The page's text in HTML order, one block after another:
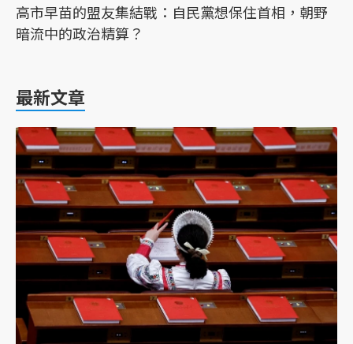
高市早苗的盟友集結戰：自民黨想保住首相，朝野
暗流中的政治精算？
最新文章